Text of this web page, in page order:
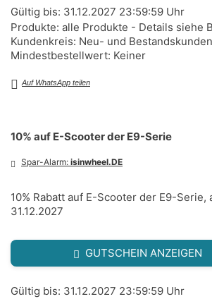
Gültig bis: 31.12.2027 23:59:59 Uhr
Produkte: alle Produkte - Details siehe
Kundenkreis: Neu- und Bestandskunden
Mindestbestellwert: Keiner
Auf WhatsApp teilen
10% auf E-Scooter der E9-Serie
Spar-Alarm: isinwheel.DE
10% Rabatt auf E-Scooter der E9-Serie,
31.12.2027
GUTSCHEIN ANZEIGEN
Gültig bis: 31.12.2027 23:59:59 Uhr